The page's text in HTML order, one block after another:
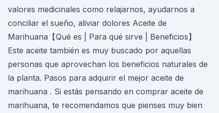
valores medicinales como relajarnos, ayudarnos a
conciliar el sueño, aliviar dolores Aceite de
Marihuana【Qué es | Para qué sirve | Beneficios】
Este aceite también es muy buscado por aquellas
personas que aprovechan los beneficios naturales de
la planta. Pasos para adquirir el mejor aceite de
marihuana . Si estás pensando en comprar aceite de
marihuana, te recomendamos que pienses muy bien